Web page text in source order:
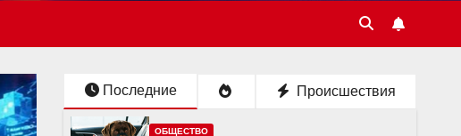
Последние Происшествия
ОБЩЕСТВО